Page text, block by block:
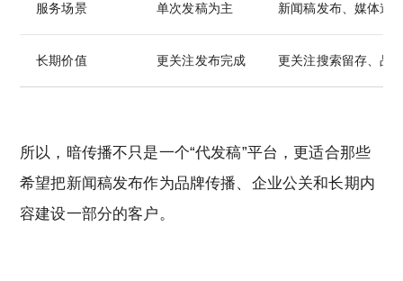
服务场景 单次发稿为主 新闻稿发布、媒体邀
长期价值 更关注发布完成 更关注搜索留存、品
所以，暗传播不只是一个“代发稿”平台，更适合那些
希望把新闻稿发布作为品牌传播、企业公关和长期内
容建设一部分的客户。